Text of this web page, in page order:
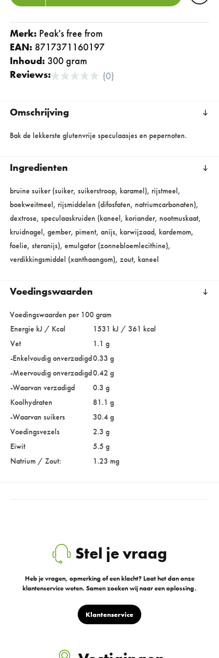
Merk:
peak's free from
EAN: 8717371160197
Inhoud: 300 gram
Reviews:
(0)
Omschrijving
Bak de lekkerste glutenvrije speculaasjes en pepernoten.
Ingredienten
bruine suiker (suiker, suikerstroop, karamel), rijstmeel,
boekweitmeel, rijsmiddelen (difosfaten, natriumcarbonaten),
dextrose, speculaaskruiden (kaneel, koriander, nootmuskaat,
kruidnagel, gember, piment, anijs, karwijzaad, kardemom,
foelie, steranijs), emulgator (zonnebloemlecithine),
verdikkingsmiddel (xanthaangom), zout, kaneel
Voedingswaarden
Voedingswaarden per 100 gram
Energie kJ / Kcal
1531 kJ / 361 kcal
Vet
1.1 g
-Enkelvoudig onverzadigd0.33 g
-Meervoudig onverzadigd0.42 g
-Waarvan verzadigd
0.3 g
Koolhydraten
81.1 g
-Waarvan suikers
30.4 g
Voedingsvezels
2.3 g
Eiwit
5.5 g
Natrium / Zout:
1.23 mg
Stel je vraag
Heb je vragen, opmerking of een klacht? Laat het dan onze
klantenservice weten. Samen zoeken wij naar een oplossing.
Klantenservice